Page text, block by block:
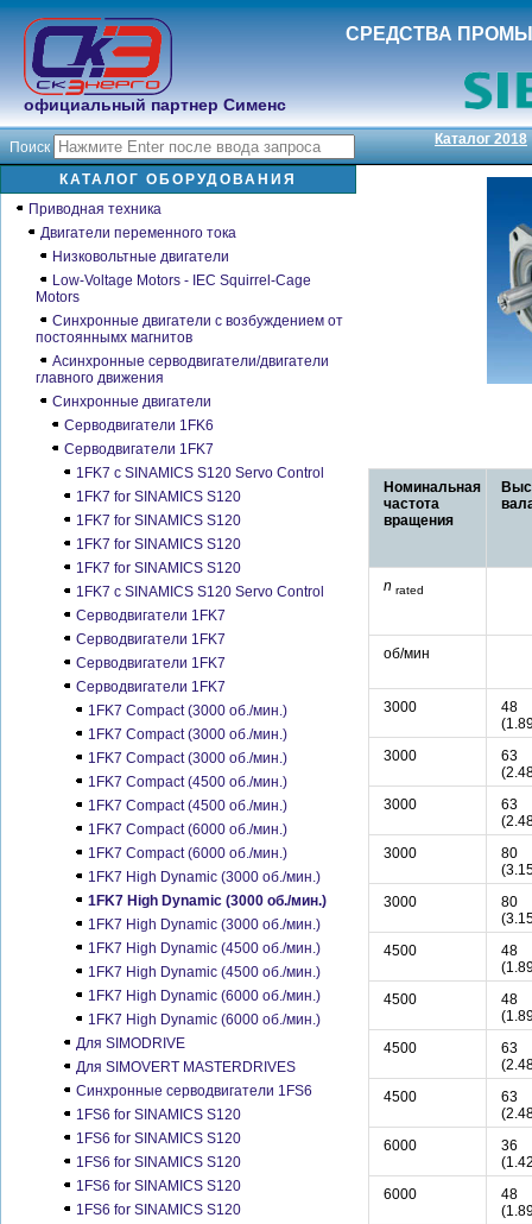
СРЕДСТВА
официальный партнер Сименс
Поиск Каталог 2018
Номинальная
частота
вращения
n rated
об/мин
3000
48
3000
63
3000
63
3000
80
3000
80
4500
48
4500
48
4500
63
4500
63
6000
36
6000
48
КАТАЛОГ ОБОРУДОВАНИЯ
Приводная техника
Двигатели переменного тока
Низковольтные двигатели
Low-Voltage Motors - IEC Squirrel-Cage
Motors
Синхронные двигатели с возбуждением от
постояннымх магнитов
Асинхронные серводвигатели/двигатели
главного движения
Синхронные двигатели
Серводвигатели 1FK6
Серводвигатели 1FK7
1FK7 с SINAMICS S120 Servo Control
1FK7 for SINAMICS S120
1FK7 for SINAMICS S120
1FK7 for SINAMICS S120
1FK7 for SINAMICS S120
1FK7 с SINAMICS S120 Servo Control
Серводвигатели 1FK7
Серводвигатели 1FK7
Серводвигатели 1FK7
Серводвигатели 1FK7
1FK7 Compact (3000 об./мин.)
1FK7 Compact (3000 об./мин.)
1FK7 Compact (3000 об./мин.)
1FK7 Compact (4500 об./мин.)
1FK7 Compact (4500 об./мин.)
1FK7 Compact (6000 об./мин.)
1FK7 Compact (6000 об./мин.)
1FK7 High Dynamic (3000 об./мин.)
1FK7 High Dynamic (3000 об./мин.)
1FK7 High Dynamic (3000 об./мин.)
1FK7 High Dynamic (4500 об./мин.)
1FK7 High Dynamic (4500 об./мин.)
1FK7 High Dynamic (6000 об./мин.)
1FK7 High Dynamic (6000 об./мин.)
Для SIMODRIVE
Для SIMOVERT MASTERDRIVES
Синхронные серводвигатели 1FS6
1FS6 for SINAMICS S120
1FS6 for SINAMICS S120
1FS6 for SINAMICS S120
1FS6 for SINAMICS S120
1FS6 for SINAMICS S120